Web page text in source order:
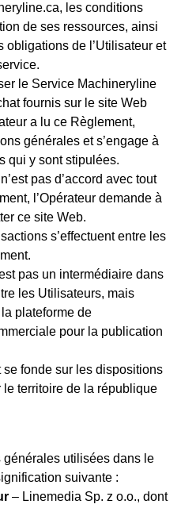
les conditions
de ses ressources, ainsi
obligations de l’Utilisateur et
le Service Machineryline
fournis sur le site Web
a lu ce Règlement,
générales et s’engage à
qui y sont stipulées.
pas d’accord avec tout
l’Opérateur demande à
ce site Web.
s’effectuent entre les
pas un intermédiaire dans
les Utilisateurs, mais
plateforme de
pour la publication
fonde sur les dispositions
le territoire de la république
générales utilisées dans le
suivante :
– Linemedia Sp. z o.o., dont